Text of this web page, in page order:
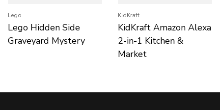
Lego
Lego Hidden Side
Graveyard Mystery
KidKraft
KidKraft Amazon Alexa
2-in-1 Kitchen &
Market